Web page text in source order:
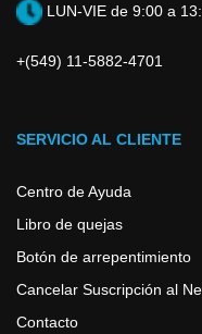
LUN-VIE de 9:00 a
+(549) 11-5882-4701
SERVICIO AL CLIENTE
Centro de Ayuda
Libro de quejas
Botón de arrepentimiento
Cancelar Suscripción al
Contacto